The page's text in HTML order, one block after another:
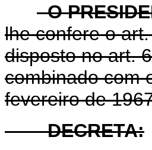
O
lhe confere o
disposto no art.
combinado com
fevereiro de
DECRETA: